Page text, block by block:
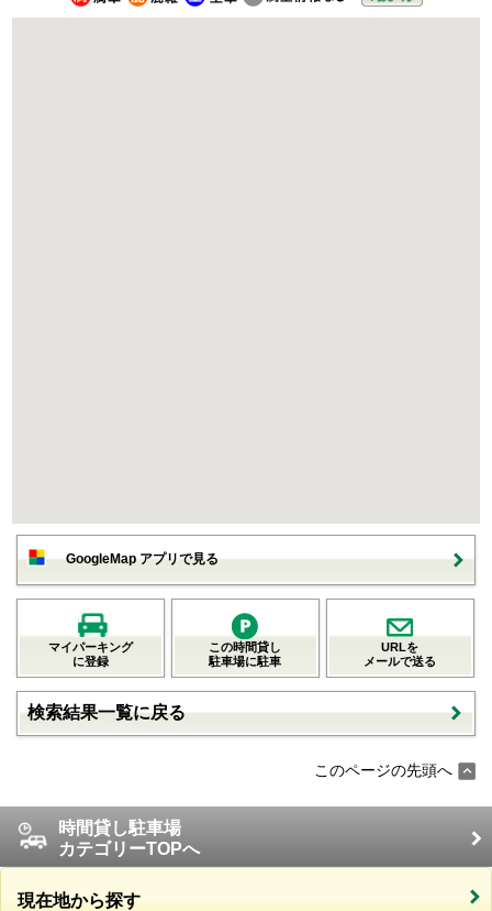
GoogleMap アプリで見る
マイパーキング
に登録
この時間貸し
駐車場に駐車
URLを
メールで送る
検索結果一覧に戻る
このページの先頭へ
時間貸し駐車場
カテゴリーTOPへ
現在地から探す